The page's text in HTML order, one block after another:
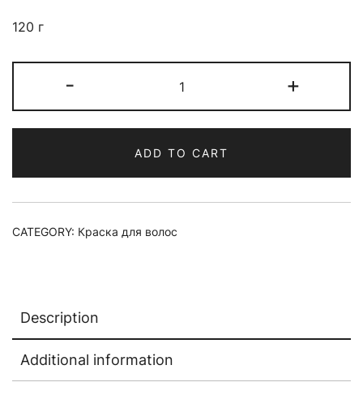
120 г
-
для
волос
G
Тон
New
+
ADD TO CART
CATEGORY: Краска для волос
Description
Additional information